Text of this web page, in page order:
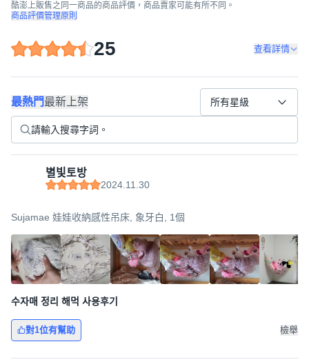
酷澎上販售之同一商品的商品評價，商品賣家可能有所不同。
商品評價管理原則
25 查看詳情
最熱門最新上架 所有星級
별빛토방
2024.11.30
Sujamae 娃娃收納感性吊床, 象牙白, 1個
수자매 정리 해먹 사용후기
對1位有幫助 檢舉